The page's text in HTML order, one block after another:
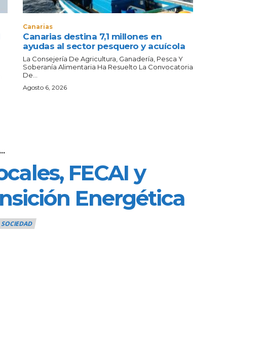
Canarias
Canarias destina 7,1 millones en
ayudas al sector pesquero y acuícola
La Consejería De Agricultura, Ganadería, Pesca Y
Soberanía Alimentaria Ha Resuelto La Convocatoria
De...
Agosto 6, 2026